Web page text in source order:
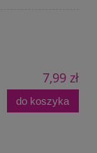
7,99 zł
do koszyka